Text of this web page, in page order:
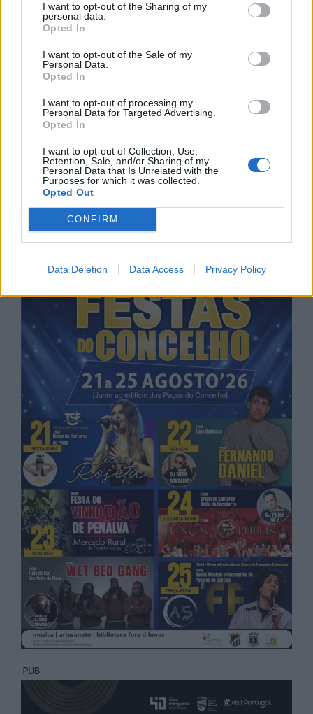
I want to opt-out of the Sharing of my
personal data.
Opted In
I want to opt-out of the Sale of my
Personal Data.
Opted In
I want to opt-out of processing my
Personal Data for Targeted Advertising.
Opted In
I want to opt-out of Collection, Use,
Retention, Sale, and/or Sharing of my
Personal Data that Is Unrelated with the
Purposes for which it was collected.
Opted Out
CONFIRM
Data Deletion Data Access Privacy Policy